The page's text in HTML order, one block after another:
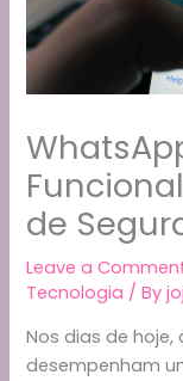
de
Leave a
Tecnologia / By
Nos dias de
desempenham